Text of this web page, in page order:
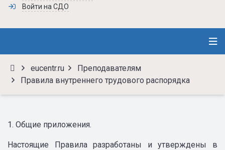
Войти на СДО
eucentr.ru
Преподавателям
Правила внутреннего трудового распорядка
1. Общие приложения.
Настоящие Правила разработаны и утверждены в